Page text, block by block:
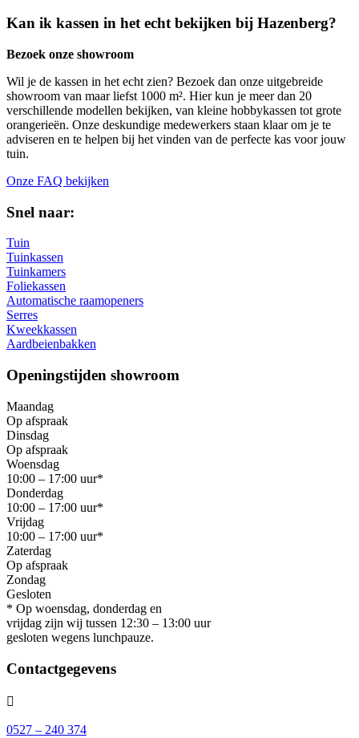
Kan ik kassen in het echt bekijken bij Hazenberg?
Bezoek onze showroom
Wil je de kassen in het echt zien? Bezoek dan onze uitgebreide
showroom van maar liefst 1000 m². Hier kun je meer dan 20
verschillende modellen bekijken, van kleine hobbykassen tot grote
orangerieën. Onze deskundige medewerkers staan klaar om je te
adviseren en te helpen bij het vinden van de perfecte kas voor jouw
tuin.
Onze FAQ bekijken
Snel naar:
Tuin
Tuinkassen
Tuinkamers
Foliekassen
Automatische raamopeners
Serres
Kweekkassen
Aardbeienbakken
Openingstijden showroom
Maandag
Op afspraak
Dinsdag
Op afspraak
Woensdag
10:00 – 17:00 uur*
Donderdag
10:00 – 17:00 uur*
Vrijdag
10:00 – 17:00 uur*
Zaterdag
Op afspraak
Zondag
Gesloten
* Op woensdag, donderdag en
vrijdag zijn wij tussen 12:30 – 13:00 uur
gesloten wegens lunchpauze.
Contactgegevens

0527 – 240 374